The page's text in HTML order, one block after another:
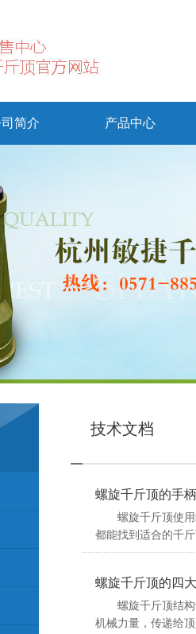
简介 产品中心
技术文档
螺旋千斤顶的手
螺旋千斤顶使用维
都能找到适合的千
螺旋千斤顶的四
螺旋千斤顶结构
机械力量，传递给